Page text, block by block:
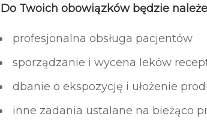
Do Twoich obowiązków będzie
profesjonalna obsługa pacjentów
sporządzanie i wycena leków
dbanie o ekspozycję i ułożenie
inne zadania ustalane na bieżąco